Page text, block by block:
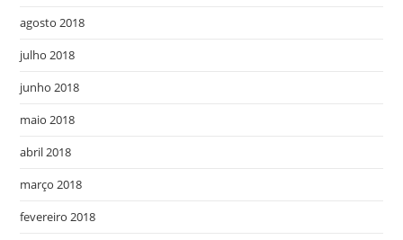
agosto 2018
julho 2018
junho 2018
maio 2018
abril 2018
março 2018
fevereiro 2018